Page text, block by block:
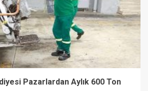
Pazarlardan Aylık 600 Ton